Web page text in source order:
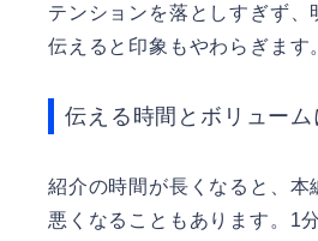
テンションを落としすぎず、
伝えると印象もやわらぎます
伝える時間とボリューム
紹介の時間が長くなると、本
悪くなることもあります。1